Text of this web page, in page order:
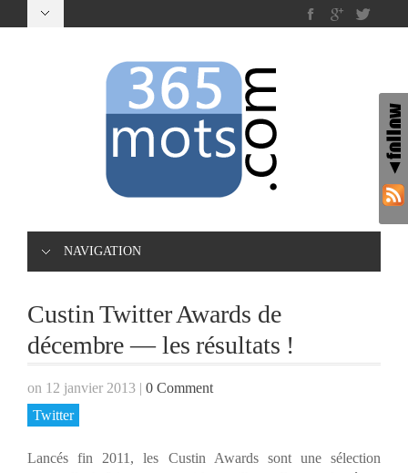
NAVIGATION
Custin Twitter Awards de
décembre — les résultats !
on 12 janvier 2013 | 0 Comment
Twitter
Lancés fin 2011, les Custin Awards sont une sélection